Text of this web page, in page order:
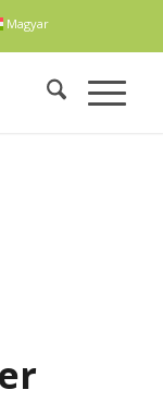
Magyar